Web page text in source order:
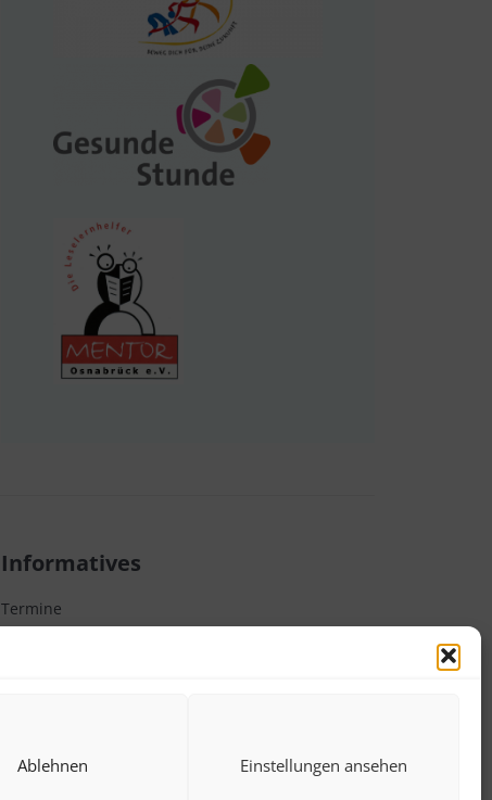
Ablehnen Einstellungen ansehen
Informatives
Termine